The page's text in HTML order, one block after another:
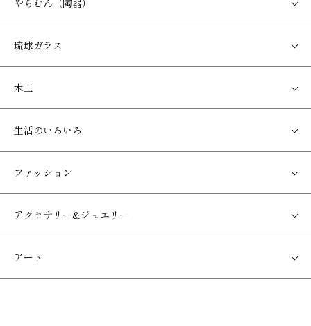
やちむん（陶器）
琉球ガラス
木工
生活のいろいろ
ファッション
アクセサリー&ジュエリー
アート